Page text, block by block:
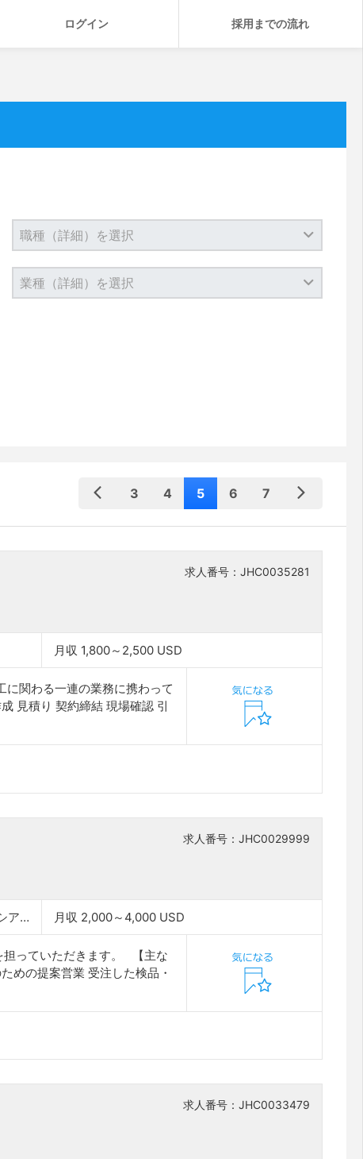
ログイン 採用までの流れ
3 4 5 6 7
求人番号：JHC0035281
月収 1,800～2,500 USD
に関わる一連の業務に携わって
見積り 契約締結 現場確認 引
求人番号：JHC0029999
ベトナム(ホーチミン／ハノイ)、インドネシア(ジャカルタ)、インド、バングラデシュ 月収 2,000～4,000 USD
担っていただきます。 【主な
めの提案営業 受注した検品・
求人番号：JHC0033479